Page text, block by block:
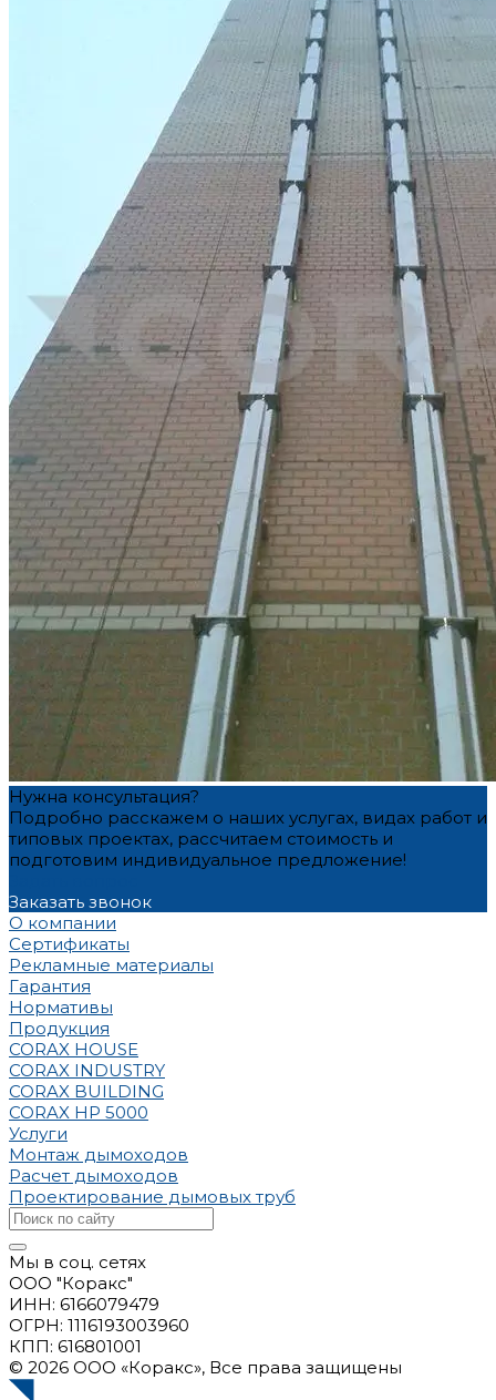
Нужна консультация?
Подробно расскажем о наших услугах, видах работ и
типовых проектах, рассчитаем стоимость и
подготовим индивидуальное предложение!
Заказать звонок
О компании
Сертификаты
Рекламные материалы
Гарантия
Нормативы
Продукция
CORAX HOUSE
CORAX INDUSTRY
CORAX BUILDING
CORAX HP 5000
Услуги
Монтаж дымоходов
Расчет дымоходов
Проектирование дымовых труб
Мы в соц. сетях
ООО "Коракс"
ИНН: 6166079479
ОГРН: 1116193003960
КПП: 616801001
© 2026 ООО «Коракс», Все права защищены